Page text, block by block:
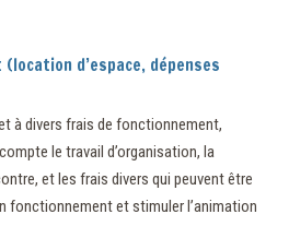
d’espace, dépenses
à divers frais de fonctionnement,
le travail d’organisation, la
et les frais divers qui peuvent être
fonctionnement et stimuler l’animation